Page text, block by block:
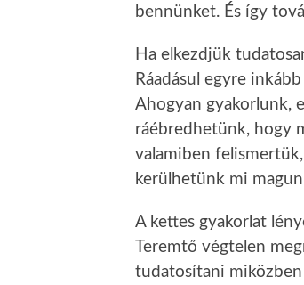
bennünket. És így
Ha elkezdjük
Ráadásul egyre
Ahogyan gyakorlunk,
ráébredhetünk, hogy
valamiben
kerülhetünk mi
A kettes gyakorlat
Teremtő végtelen
tudatosítani